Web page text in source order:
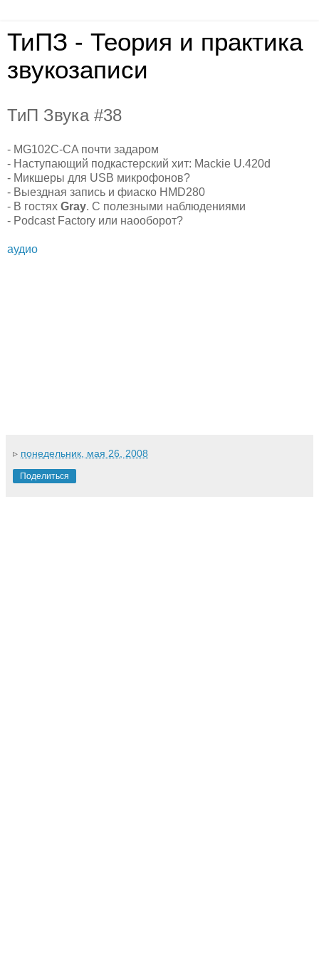
ТиПЗ - Теория и практика
звукозаписи
ТиП Звука #38
- MG102C-CA почти задаром
- Наступающий подкастерский хит: Mackie U.420d
- Микшеры для USB микрофонов?
- Выездная запись и фиаско HMD280
- В гостях Gray. С полезными наблюдениями
- Podcast Factory или наооборот?
аудио
▹ понедельник, мая 26, 2008
Поделиться